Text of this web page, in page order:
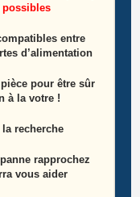
possibles
entre
d’alimentation
pour être sûr
à la votre !
la recherche
rapprochez
vous aider